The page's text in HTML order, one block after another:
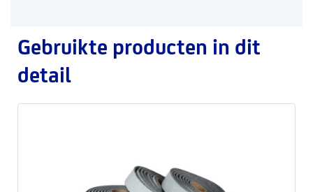
Gebruikte producten in dit
detail